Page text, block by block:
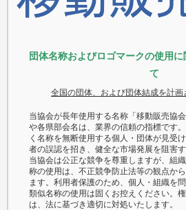
団体名称およびロゴマークの使用
て
全国の団体、および団体結成を計
当協会が長年使用する名称「移動販売協
や各県部会名は、業界の信頼の指標です
く名称を無断使用する個人・団体が見受
者の誤認を招き、健全な市場発展を阻害す
当協会は公正な競争を尊重しますが、組
称の使用は、不正競争防止法等の観点か
ます。利用者保護のため、個人・組織を
類似名称の使用は固くお控えください。
は、法に基づき適切に対処いたします。